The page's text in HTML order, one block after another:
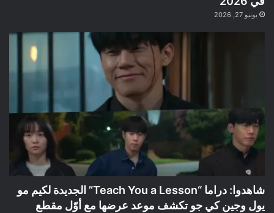
يونيو 27, 2026
شاهدوا: دراما “Teach You a Lesson” الجديدة لكيم مو
يول وجين كي جو تكشف موعد عرضها مع أوّل مقطع